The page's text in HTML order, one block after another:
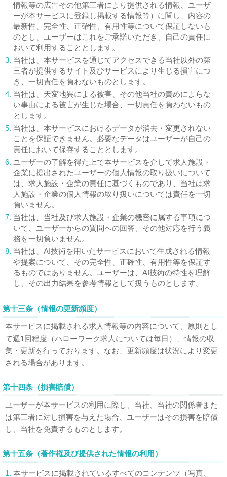
情報等の広告その他第三者により提供される情報、ユーザ
ーが本サービスに登録し掲載する情報等）に関し、内容の
最新性、完全性、正確性、有用性等について保証しないも
のとし、ユーザーはこれをご承諾いただき、自己の責任に
おいて利用することとします。
3. 当社は、本サービスを通じてアクセスできる当社以外の第
三者が提供するサイト及びサービスにより生じる損害につ
き、一切責任を負わないものとします。
4. 当社は、天変地異による被害、その他当社の責めによらな
い事由による被害が生じた場合、一切責任を負わないもの
とします。
5. 当社は、本サービスにおけるデータが消去・変更されない
ことを保証できません。必要なデータはユーザーが自己の
責任において保存することとします。
6. ユーザーの了解を得た上で本サービスを介して求人施設・
企業に提出されたユーザーの個人情報の取り扱いについて
は、求人施設・企業の責任に基づくものであり、当社は求
人施設・企業の個人情報の取り扱いについては責任を一切
負いません。
7. 当社は、当社及び求人施設・企業の機密に属する事項につ
いて、ユーザーからの質問への回答、その他対応を行う義
務を一切負いません。
8. 当社は、AI技術を用いたサービスにおいて生成される情報
や提案について、その完全性、正確性、有用性等を保証す
るものではありません。ユーザーは、AI技術の特性を理解
し、その出力結果を参考情報として扱うものとします。
第十三条（情報の更新頻度）
本サービスに掲載される求人情報等の内容について、原則とし
て週1回程度（ハローワーク求人については毎日）、情報の収
集・更新を行っております。なお、更新頻度は状況により変更
される場合があります。
第十四条（損害賠償）
ユーザーが本サービスの利用に際し、当社、当社の関係者また
は第三者に対し損害を与えた場合、ユーザーはその損害を賠償
し、当社を免責するものとします。
第十五条（著作権及び提供された情報の利用）
1. 本サービスに掲載されているすべてのコンテンツ（写真、